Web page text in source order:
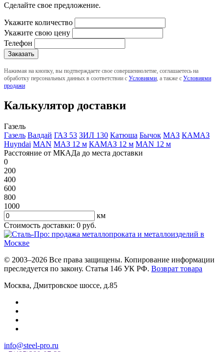
Сделайте свое предложение.
Укажите количество
Укажите свою цену
Телефон
Нажимая на кнопку, вы подтверждаете свое совершеннолетие, соглашаетесь на
обработку персональных данных в соответствии с Условиями , а также с Условиями
продажи
Калькулятор доставки
Газель
Газель Валдай ГАЗ 53 ЗИЛ 130 Катюша Бычок МАЗ КАМАЗ
Huyndai MAN МАЗ 12 м КАМАЗ 12 м MAN 12 м
Расстояние от МКАДа до места доставки
0
200
400
600
800
1000
км
Стоимость доставки: 0 руб.
© 2003–2026 Все права защищены. Копирование информации
преследуется по закону. Статья 146 УК РФ. Возврат товара
Москва, Дмитровское шоссе, д.85
info@steel-pro.ru